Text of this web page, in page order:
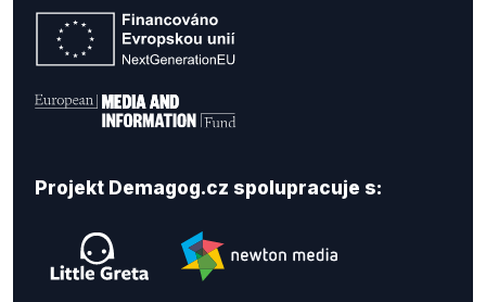
Projekt Demagog.cz spolupracuje s: